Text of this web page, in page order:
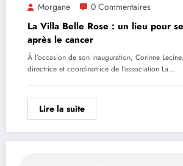
Morgane 0 Commentaires
La Villa Belle Rose : un lieu pour
après le cancer
À l’occasion de son inauguration, Corinne
directrice et coordinatrice de l’association La…
Lire la suite